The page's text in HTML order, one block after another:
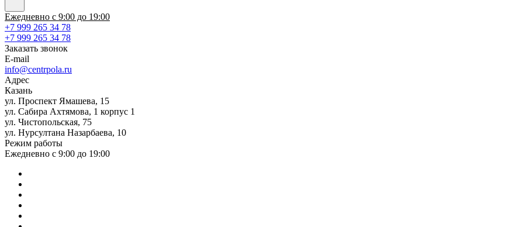
Ежедневно с 9:00 до 19:00
+7 999 265 34 78
+7 999 265 34 78
Заказать звонок
E-mail
info@centrpola.ru
Адрес
Казань
ул. Проспект Ямашева, 15
ул. Сабира Ахтямова, 1 корпус 1
ул. Чистопольская, 75
ул. Нурсултана Назарбаева, 10
Режим работы
Ежедневно с 9:00 до 19:00